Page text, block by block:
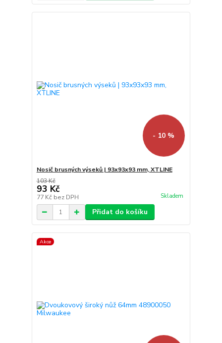
- 10 %
Nosič brusných výseků | 93x93x93 mm, XTLINE
103 Kč
93 Kč
77 Kč bez DPH Skladem
Přidat do košíku
Akce